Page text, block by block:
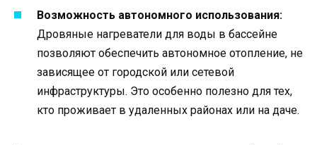
Возможность автономного использования:
Дровяные нагреватели для воды в бассейне
позволяют обеспечить автономное отопление, не
зависящее от городской или сетевой
инфраструктуры. Это особенно полезно для тех,
кто проживает в удаленных районах или на даче.